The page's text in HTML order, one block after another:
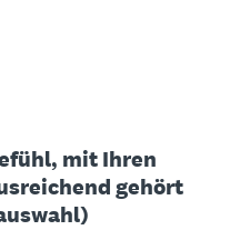
mit Ihren
gehört